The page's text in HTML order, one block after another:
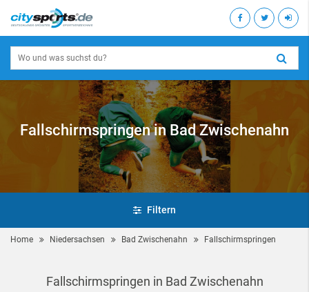
Fallschirmspringen in Bad Zwischenahn
Filtern
Home Niedersachsen Bad Zwischenahn Fallschirmspringen
Fallschirmspringen in Bad Zwischenahn